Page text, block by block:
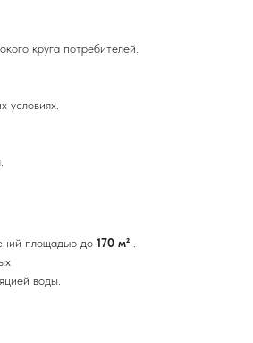
круга потребителей.
условиях.
площадью до 170 м²
воды.